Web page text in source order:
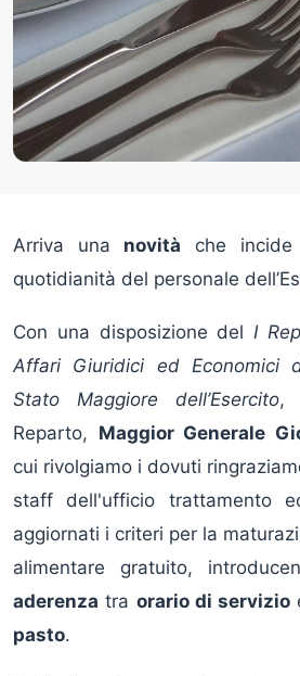
Arriva una novità che incide
quotidianità del personale
Con una disposizione delI
Affari Giuridici ed Economici
Stato Maggiore dell’Esercito,
Reparto, Maggior Generale
cui rivolgiamo i dovuti
staff dell'ufficio trattamento
aggiornati i criteri per la
alimentare gratuito,
aderenza tra orario di servizio
pasto.